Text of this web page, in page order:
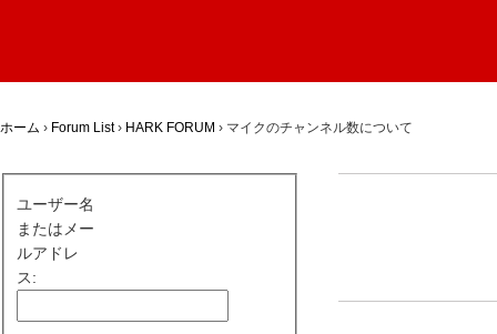
ホーム › Forum List › HARK FORUM › マイクのチャンネル数について
ユーザー名
またはメー
ルアドレ
ス: